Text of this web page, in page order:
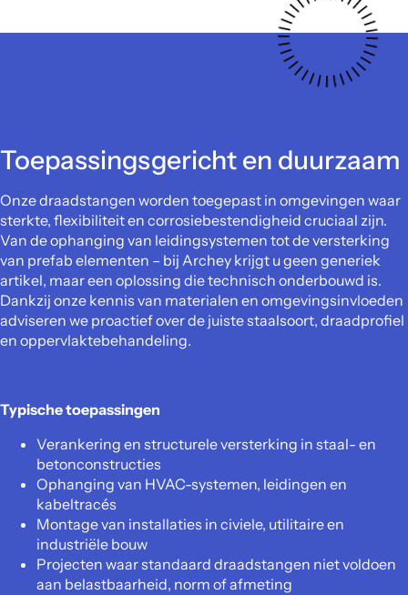
Toepassingsgericht en duurzaam
Onze draadstangen worden toegepast in omgevingen waar
sterkte, flexibiliteit en corrosiebestendigheid cruciaal zijn.
Van de ophanging van leidingsystemen tot de versterking
van prefab elementen – bij Archey krijgt u geen generiek
artikel, maar een oplossing die technisch onderbouwd is.
Dankzij onze kennis van materialen en omgevingsinvloeden
adviseren we proactief over de juiste staalsoort, draadprofiel
en oppervlaktebehandeling.
Typische toepassingen
Verankering en structurele versterking in staal- en
betonconstructies
Ophanging van HVAC-systemen, leidingen en
kabeltracés
Montage van installaties in civiele, utilitaire en
industriële bouw
Projecten waar standaard draadstangen niet voldoen
aan belastbaarheid, norm of afmeting